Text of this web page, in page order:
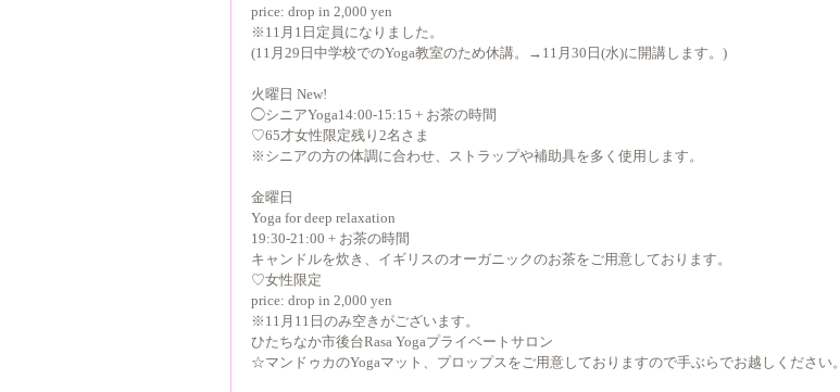
price: drop in 2,000 yen
※11月1日定員になりました。
(11月29日中学校でのYoga教室のため休講。→11月30日(水)に開講します。)
火曜日 New!
◯シニアYoga14:00-15:15 + お茶の時間
♡65才女性限定残り2名さま
※シニアの方の体調に合わせ、ストラップや補助具を多く使用します。
金曜日
Yoga for deep relaxation
19:30-21:00 + お茶の時間
キャンドルを炊き、イギリスのオーガニックのお茶をご用意しております。
♡女性限定
price: drop in 2,000 yen
※11月11日のみ空きがございます。
ひたちなか市後台Rasa Yogaプライベートサロン
☆マンドゥカのYogaマット、プロップスをご用意しておりますので手ぶらでお越しください。